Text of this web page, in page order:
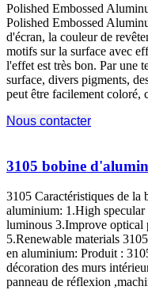
Polished Embossed
Polished Embossed
d'écran, la couleur de
motifs sur la surface avec
l'effet est très bon. Par une
surface, divers pigments,
peut être facilement coloré,
Nous contacter
3105 bobine
3105 Caractéristiques de
aluminium: 1.High
luminous 3.Improve optical
5.Renewable materials
en aluminium: Produit :
décoration des murs
panneau de réflexion ,